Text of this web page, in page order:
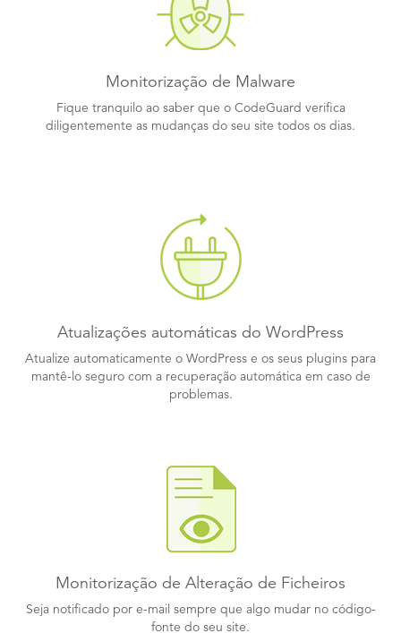
Monitorização de Malware
Fique tranquilo ao saber que o CodeGuard verifica
diligentemente as mudanças do seu site todos os dias.
Atualizações automáticas do WordPress
Atualize automaticamente o WordPress e os seus plugins para
mantê-lo seguro com a recuperação automática em caso de
problemas.
Monitorização de Alteração de Ficheiros
Seja notificado por e-mail sempre que algo mudar no código-
fonte do seu site.